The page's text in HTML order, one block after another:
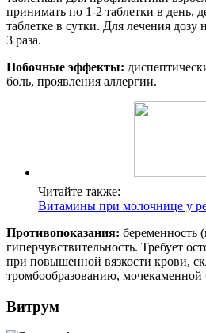
принимать по 1-2 таблетки в день,
таблетке в сутки. Для лечения дозу
3 раза.
Побочные эффекты:
боль, проявления аллергии.
Читайте также:
Витамины при молочнице у
Противопоказания: беременность
гиперчувствительность. Требует
при повышенной вязкости крови,
тромбообразованию, мочекаменной
Витрум